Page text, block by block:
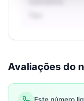
Avaliações do
Este número